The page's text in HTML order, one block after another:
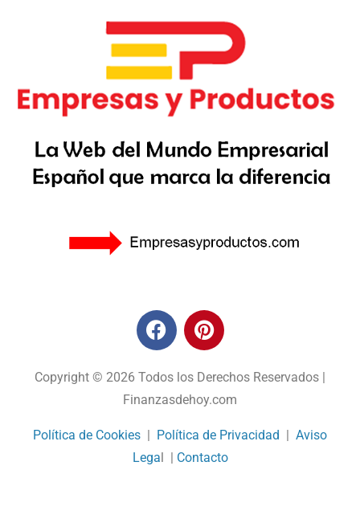
Copyright © 2026 Todos los Derechos Reservados |
Finanzasdehoy.com
Política de Cookies | Política de Privacidad | Aviso
Legal | Contacto